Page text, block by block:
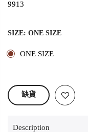
9913
SIZE: ONE SIZE
ONE SIZE
缺貨
Description